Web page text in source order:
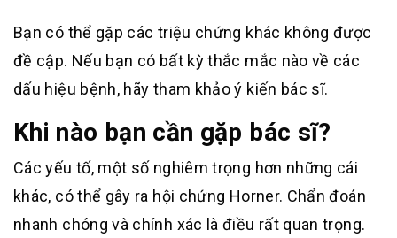
Bạn có thể gặp các triệu chứng khác không được
đề cập. Nếu bạn có bất kỳ thắc mắc nào về các
dấu hiệu bệnh, hãy tham khảo ý kiến bác sĩ.
Khi nào bạn cần gặp bác sĩ?
Các yếu tố, một số nghiêm trọng hơn những cái
khác, có thể gây ra hội chứng Horner. Chẩn đoán
nhanh chóng và chính xác là điều rất quan trọng.